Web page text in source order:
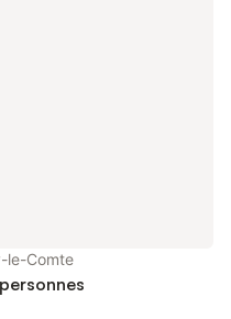
spécifiquement
le-Comte